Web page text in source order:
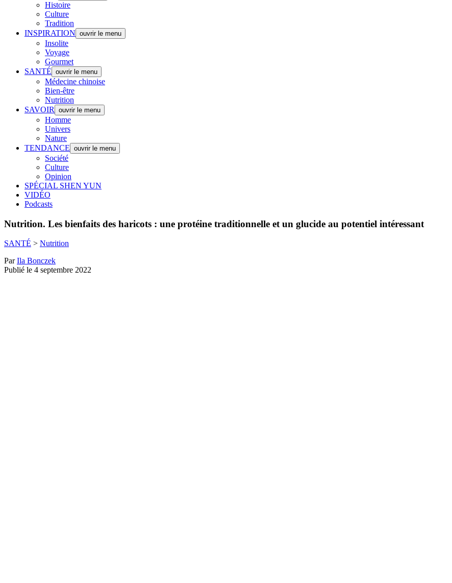
Histoire
Culture
Tradition
INSPIRATION ouvrir le menu
Insolite
Voyage
Gourmet
SANTÉ ouvrir le menu
Médecine chinoise
Bien-être
Nutrition
SAVOIR
ouvrir le menu
Homme
Univers
Nature
TENDANCE ouvrir le menu
Société
Culture
Opinion
SPÉCIAL SHEN YUN
VIDÉO
Podcasts
Nutrition. Les bienfaits des haricots : une protéine traditionnelle et un glucide au potentiel intéressant
SANTÉ > Nutrition
ParIla Bonczek
Publié le 4 septembre 2022